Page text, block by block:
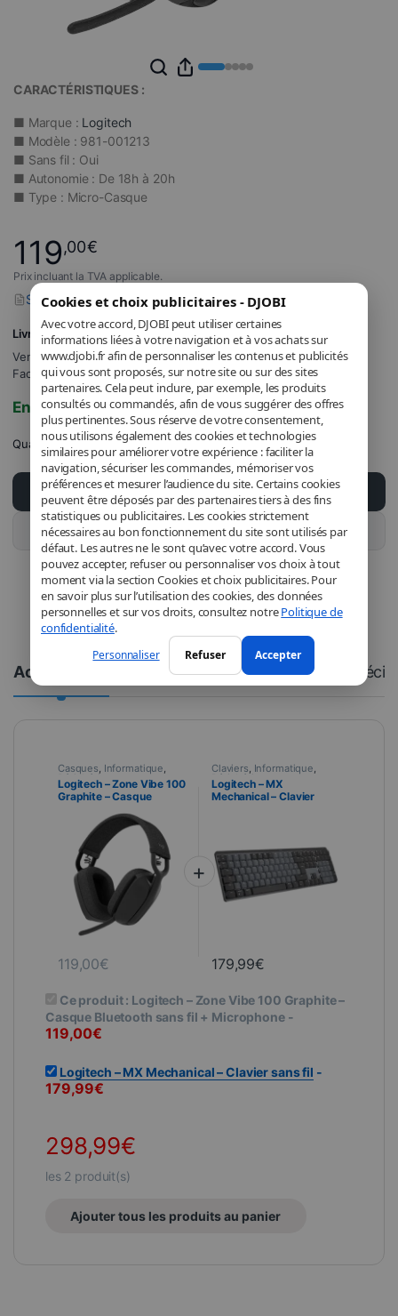
Cookies et choix publicitaires - DJOBI
Avec votre accord, DJOBI peut utiliser certaines
informations liées à votre navigation et à vos achats sur
www.djobi.fr afin de personnaliser les contenus et publicités
qui vous sont proposés, sur notre site ou sur des sites
partenaires. Cela peut inclure, par exemple, les produits
consultés ou commandés, afin de vous suggérer des offres
plus pertinentes. Sous réserve de votre consentement,
nous utilisons également des cookies et technologies
similaires pour améliorer votre expérience : faciliter la
navigation, sécuriser les commandes, mémoriser vos
préférences et mesurer l’audience du site. Certains cookies
peuvent être déposés par des partenaires tiers à des fins
statistiques ou publicitaires. Les cookies strictement
nécessaires au bon fonctionnement du site sont utilisés par
défaut. Les autres ne le sont qu’avec votre accord. Vous
pouvez accepter, refuser ou personnaliser vos choix à tout
moment via la section Cookies et choix publicitaires. Pour
en savoir plus sur l’utilisation des cookies, des données
personnelles et sur vos droits, consultez notrePolitique de
confidentialité.
Personnaliser Refuser Accepter
CARACTÉRISTIQUES :
■ Marque : Logitech
■ Modèle : 981-001213
■ Sans fil : Oui
■ Autonomie : De 18h à 20h
■ Type : Micro-Casque
119,00€
Prix incluant la TVA applicable.
Signaler un problème avec ce produit
Livraison GRATUITE
Vendu et expédié parDJOBI_FR.
Facturé par DJOBI.
En stock
Quantité
Ajouter au panier
Acheter ce produit
Accessoires Description
Casques Informatique
Périphériques
Logitech – Zone Vibe 100
Graphite – Casque
Microphone
119,00€
Claviers Informatique
Périphériques
Logitech – MX
Mechanical – Clavier
179,99€
Ce produit : Logitech – Zone Vibe 100 Graphite –
Casque Bluetooth sans fil + Microphone-
119,00€
Logitech – MX Mechanical – Clavier sans fil -
179,99€
298,99€
les 2 produit(s)
Ajouter tous les produits au panier